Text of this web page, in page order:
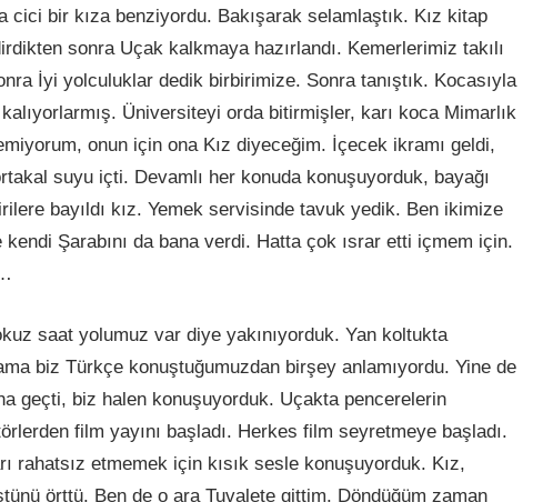
cici bir kıza benziyordu. Bakışarak selamlaştık. Kız kitap
sonra Uçak kalkmaya hazırlandı. Kemerlerimiz takılı
İyi yolculuklar dedik birbirimize. Sonra tanıştık. Kocasıyla
Üniversiteyi orda bitirmişler, karı koca Mimarlık
onun için ona Kız diyeceğim. İçecek ikramı geldi,
suyu içti. Devamlı her konuda konuşuyorduk, bayağı
bayıldı kız. Yemek servisinde tavuk yedik. Ben ikimize
Şarabını da bana verdi. Hatta çok ısrar etti içmem için.
saat yolumuz var diye yakınıyorduk. Yan koltukta
biz Türkçe konuştuğumuzdan birşey anlamıyordu. Yine de
geçti, biz halen konuşuyorduk. Uçakta pencerelerin
film yayını başladı. Herkes film seyretmeye başladı.
rahatsız etmemek için kısık sesle konuşuyorduk. Kız,
örttü. Ben de o ara Tuvalete gittim. Döndüğüm zaman